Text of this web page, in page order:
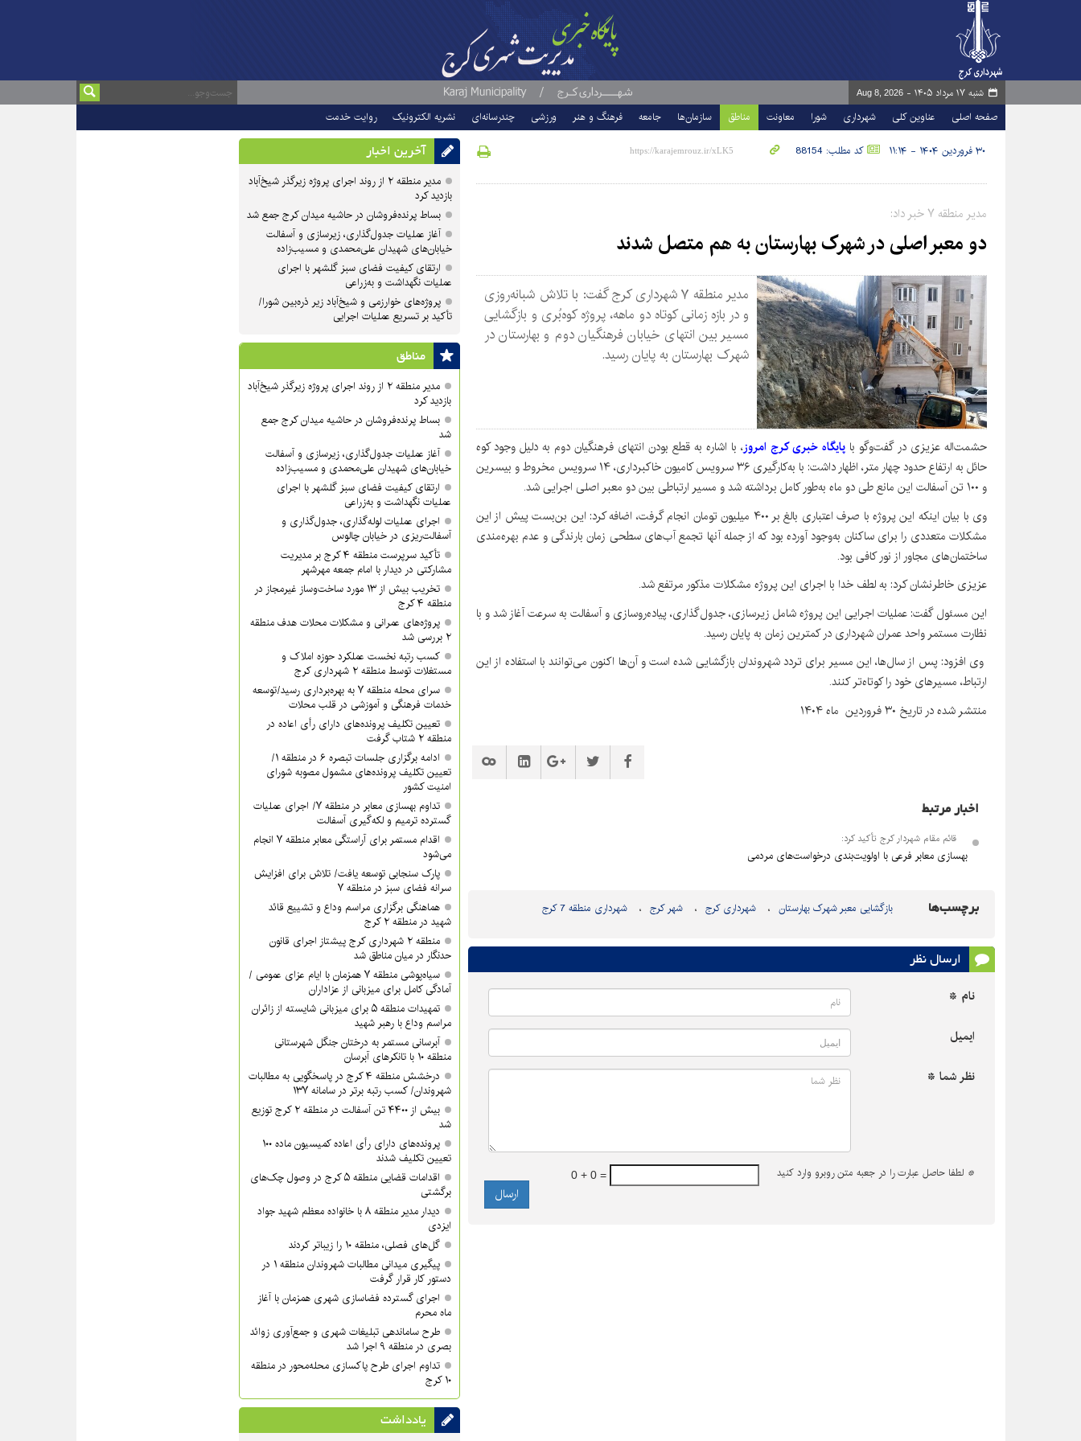
شنبه ۱۷ مرداد ۱۴۰۵ - Aug 8, 2026
صفحه اصلی عناوین کلی شهرداری شورا معاونت مناطق سازمان‌ها جامعه فرهنگ و هنر ورزشی چندرسانه‌ای نشریه الکترونیک روایت خدمت
۳۰ فروردین ۱۴۰۴ - ۱۱:۱۴ کد مطلب: 88154
مدیر منطقه ۷ خبر داد:
دو معبر اصلی در شهرک بهارستان به هم متصل شدند
مدیر منطقه ۷ شهرداری کرج گفت: با تلاش شبانه‌روزی
و در بازه زمانی کوتاه دو ماهه، پروژه کوه‌بُری و بازگشایی
مسیر بین انتهای خیابان فرهنگیان دوم و بهارستان در
شهرک بهارستان به پایان رسید.
حشمت‌اله عزیزی در گفت‌وگو با پایگاه خبری کرج امروز، با اشاره به قطع بودن انتهای فرهنگیان دوم به دلیل وجود کوه
حائل به ارتفاع حدود چهار متر، اظهار داشت: با به‌کارگیری ۳۶ سرویس کامیون خاکبرداری، ۱۴ سرویس مخروط و بیسرین
و ۱۰۰ تن آسفالت این مانع طی دو ماه به‌طور کامل برداشته شد و مسیر ارتباطی بین دو معبر اصلی اجرایی شد.
وی با بیان اینکه این پروژه با صرف اعتباری بالغ بر ۴۰۰ میلیون تومان انجام گرفت، اضافه کرد: این بن‌بست پیش از این
مشکلات متعددی را برای ساکنان به‌وجود آورده بود که از جمله آنها تجمع آب‌های سطحی زمان بارندگی و عدم بهره‌مندی
ساختمان‌های مجاور از نور کافی بود.
عزیزی خاطرنشان کرد: به لطف خدا با اجرای این پروژه مشکلات مذکور مرتفع شد.
این مسئول گفت: عملیات اجرایی این پروژه شامل زیرسازی، جدول‌گذاری، پیاده‌روسازی و آسفالت به سرعت آغاز شد و با
نظارت مستمر واحد عمران شهرداری در کمترین زمان به پایان رسید.
وی افزود: پس از سال‌ها، این مسیر برای تردد شهروندان بازگشایی شده است و آن‌ها اکنون می‌توانند با استفاده از این
ارتباط، مسیرهای خود را کوتاه‌تر کنند.
منتشر شده در تاریخ ۳۰ فروردین ماه ۱۴۰۴
اخبار مرتبط
قائم مقام شهردار کرج تأکید کرد:
بهسازی معابر فرعی با اولویت‌بندی درخواست‌های مردمی
برچسب‌ها بازگشایی معبر شهرک بهارستان شهرداری کرج شهر کرج شهرداری منطقه 7 کرج
ارسال نظر
نام *
ایمیل
نظر شما *
* لطفا حاصل عبارت را در جعبه متن روبرو وارد کنید 0 + 0 =
آخرین اخبار
مدیر منطقه ۲ از روند اجرای پروژه زیرگذر شیخ‌آباد
بازدید کرد
بساط پرنده‌فروشان در حاشیه میدان کرج جمع شد
آغاز عملیات جدول‌گذاری، زیرسازی و آسفالت
خیابان‌های شهیدان علی‌محمدی و مسیب‌زاده
ارتقای کیفیت فضای سبز گلشهر با اجرای
عملیات نگهداشت و به‌زراعی
پروژه‌های خوارزمی و شیخ‌آباد زیر ذره‌بین شورا/
تأکید بر تسریع عملیات اجرایی
مناطق
مدیر منطقه ۲ از روند اجرای پروژه زیرگذر شیخ‌آباد
بازدید کرد
بساط پرنده‌فروشان در حاشیه میدان کرج جمع
شد
آغاز عملیات جدول‌گذاری، زیرسازی و آسفالت
خیابان‌های شهیدان علی‌محمدی و مسیب‌زاده
ارتقای کیفیت فضای سبز گلشهر با اجرای
عملیات نگهداشت و به‌زراعی
اجرای عملیات لوله‌گذاری، جدول‌گذاری و
آسفالت‌ریزی در خیابان چالوس
تأکید سرپرست منطقه ۴ کرج بر مدیریت
مشارکتی در دیدار با امام جمعه مهرشهر
تخریب بیش از ۱۳ مورد ساخت‌وساز غیرمجاز در
منطقه ۴ کرج
پروژه‌های عمرانی و مشکلات محلات هدف منطقه
۲ بررسی شد
کسب رتبه نخست عملکرد حوزه املاک و
مستغلات توسط منطقه ۲ شهرداری کرج
سرای محله منطقه ۷ به بهره‌برداری رسید/توسعه
خدمات فرهنگی و آموزشی در قلب محلات
تعیین تکلیف پرونده‌های دارای رأی اعاده در
منطقه ۲ شتاب گرفت
ادامه برگزاری جلسات تبصره ۶ در منطقه ۱/
تعیین تکلیف پرونده‌های مشمول مصوبه شورای
امنیت کشور
تداوم بهسازی معابر در منطقه ۷/ اجرای عملیات
گسترده ترمیم و لکه‌گیری آسفالت
اقدام مستمر برای آراستگی معابر منطقه ۷ انجام
می‌شود
پارک سنجابی توسعه یافت/ تلاش برای افزایش
سرانه فضای سبز در منطقه ۷
هماهنگی برگزاری مراسم وداع و تشییع قائد
شهید در منطقه ۲ کرج
منطقه ۲ شهرداری کرج پیشتاز اجرای قانون
حدنگار در میان مناطق شد
سیاه‌پوشی منطقه ۷ همزمان با ایام عزای عمومی /
آمادگی کامل برای میزبانی از عزاداران
تمهیدات منطقه ۵ برای میزبانی شایسته از زائران
مراسم وداع با رهبر شهید
آبرسانی مستمر به درختان جنگل شهرستانی
منطقه ۱۰ با تانکرهای آبرسان
درخشش منطقه ۴ کرج در پاسخگویی به مطالبات
شهروندان/ کسب رتبه برتر در سامانه ۱۳۷
بیش از ۴۴۰۰ تن آسفالت در منطقه ۲ کرج توزیع
شد
پرونده‌های دارای رأی اعاده کمیسیون ماده ۱۰۰
تعیین تکلیف شدند
اقدامات قضایی منطقه ۵ کرج در وصول چک‌های
برگشتی
دیدار مدیر منطقه ۸ با خانواده معظم شهید جواد
ایزدی
گل‌های فصلی، منطقه ۱۰ را زیباتر کردند
پیگیری میدانی مطالبات شهروندان منطقه ۱ در
دستور کار قرار گرفت
اجرای گسترده فضاسازی شهری همزمان با آغاز
ماه محرم
طرح ساماندهی تبلیغات شهری و جمع‌آوری زوائد
بصری در منطقه ۹ اجرا شد
تداوم اجرای طرح پاکسازی محله‌محور در منطقه
۱۰ کرج
یادداشت